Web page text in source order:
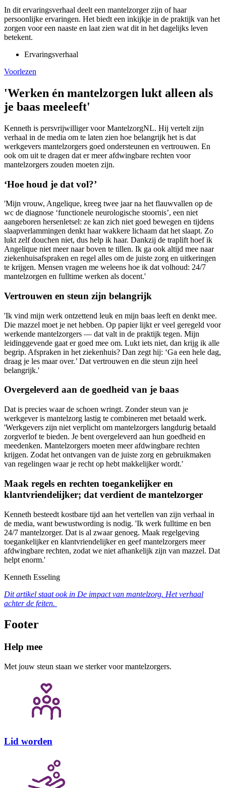
In dit ervaringsverhaal deelt een mantelzorger zijn of haar
persoonlijke ervaringen. Het biedt een inkijkje in de praktijk van het
zorgen voor een naaste en laat zien wat dit in het dagelijks leven
betekent.
Ervaringsverhaal
Voorlezen
'Werken én mantelzorgen lukt alleen als
je baas meeleeft'
Kenneth is persvrijwilliger voor MantelzorgNL. Hij vertelt zijn
verhaal in de media om te laten zien hoe belangrijk het is dat
werkgevers mantelzorgers goed ondersteunen en vertrouwen. En
ook om uit te dragen dat er meer afdwingbare rechten voor
mantelzorgers zouden moeten zijn.
‘Hoe houd je dat vol?’
'Mijn vrouw, Angelique, kreeg twee jaar na het flauwvallen op de
wc de diagnose ‘functionele neurologische stoornis’, een niet
aangeboren hersenletsel: ze kan zich niet goed bewegen en tijdens
slaapverlammingen denkt haar wakkere lichaam dat het slaapt. Zo
lukt zelf douchen niet, dus help ik haar. Dankzij de traplift hoef ik
Angelique niet meer naar boven te tillen. Ik ga ook altijd mee naar
ziekenhuisafspraken en regel alles om de juiste zorg en uitkeringen
te krijgen. Mensen vragen me weleens hoe ik dat volhoud: 24/7
mantelzorgen en fulltime werken als docent.'
Vertrouwen en steun zijn belangrijk
'Ik vind mijn werk ontzettend leuk en mijn baas leeft en denkt mee.
Die mazzel moet je net hebben. Op papier lijkt er veel geregeld voor
werkende mantelzorgers — dat valt in de praktijk tegen. Mijn
leidinggevende gaat er goed mee om. Lukt iets niet, dan krijg ik alle
begrip. Afspraken in het ziekenhuis? Dan zegt hij: ‘Ga een hele dag,
draag je les maar over.’ Dat vertrouwen en die steun zijn heel
belangrijk.'
Overgeleverd aan de goedheid van je baas
Dat is precies waar de schoen wringt. Zonder steun van je
werkgever is mantelzorg lastig te combineren met betaald werk.
'Werkgevers zijn niet verplicht om mantelzorgers langdurig betaald
zorgverlof te bieden. Je bent overgeleverd aan hun goedheid en
meedenken. Mantelzorgers moeten meer afdwingbare rechten
krijgen. Zodat het ontvangen van de juiste zorg en gebruikmaken
van regelingen waar je recht op hebt makkelijker wordt.'
Maak regels en rechten toegankelijker en
klantvriendelijker; dat verdient de mantelzorger
Kenneth besteedt kostbare tijd aan het vertellen van zijn verhaal in
de media, want bewustwording is nodig. 'Ik werk fulltime en ben
24/7 mantelzorger. Dat is al zwaar genoeg. Maak regelgeving
toegankelijker en klantvriendelijker en geef mantelzorgers meer
afdwingbare rechten, zodat we niet afhankelijk zijn van mazzel. Dat
helpt enorm.'
Kenneth Esseling
Dit artikel staat ook in De impact van mantelzorg. Het verhaal
achter de feiten.
Footer
Help mee
Met jouw steun staan we sterker voor mantelzorgers.
Lid worden